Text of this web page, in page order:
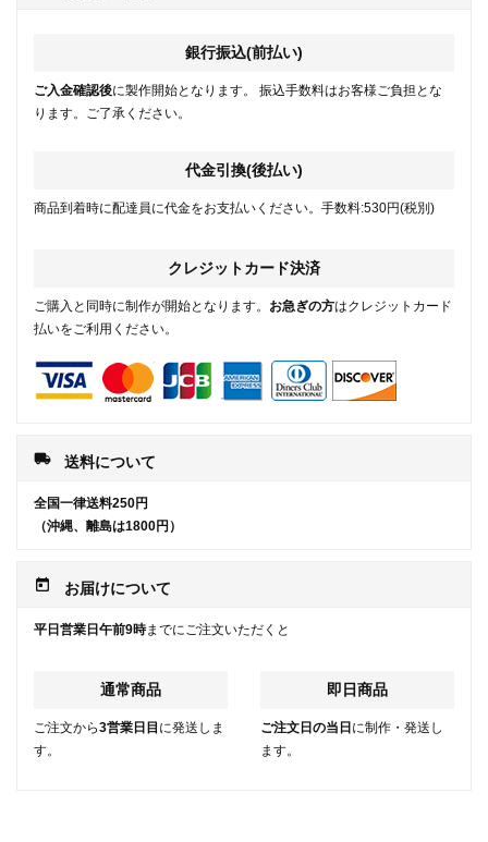
銀行振込(前払い)
ご入金確認後に製作開始となります。 振込手数料はお客様ご負担とな
ります。ご了承ください。
代金引換(後払い)
商品到着時に配達員に代金をお支払いください。手数料:530円(税別)
クレジットカード決済
ご購入と同時に制作が開始となります。 お急ぎの方はクレジットカード
払いをご利用ください。
local_shipping 送料について
全国一律送料250円
（沖縄、離島は1800円）
today お届けについて
平日営業日午前9時までにご注文いただくと
通常商品
ご注文から3営業日目 に発送しま
す。
即日商品
ご注文日の当日 に制作・発送し
ます。